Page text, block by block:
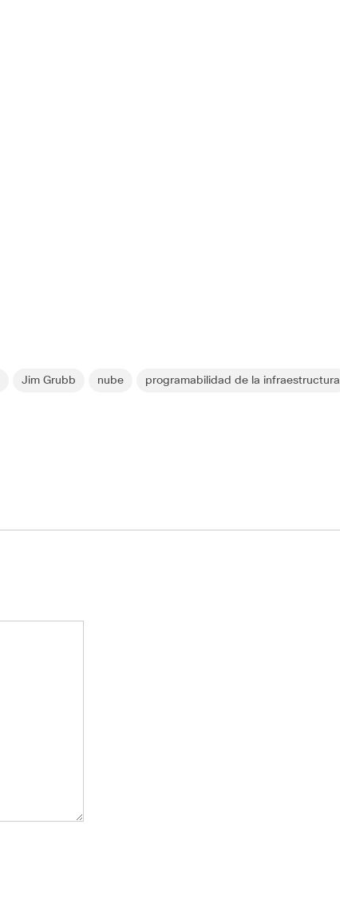
Jim Grubb nube programabilidad de la infraestructura